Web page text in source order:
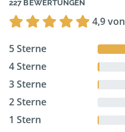
227 BEWERTUNGEN
4,9
5 Sterne
4 Sterne
3 Sterne
2 Sterne
1 Stern